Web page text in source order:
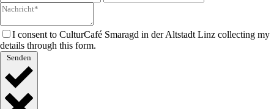
I consent to CulturCafé Smaragd in der Altstadt Linz collecting my
details through this form.
Senden